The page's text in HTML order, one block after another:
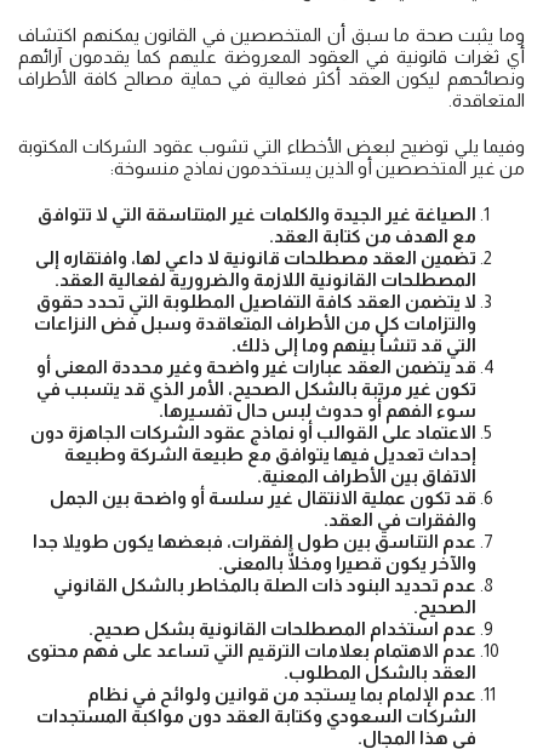
وما يثبت صحة ما سبق أن المتخصصين في القانون يمكنهم اكتشاف
أي ثغرات قانونية في العقود المعروضة عليهم كما يقدمون آرائهم
ونصائحهم ليكون العقد أكثر فعالية في حماية مصالح كافة الأطراف
المتعاقدة.
وفيما يلي توضيح لبعض الأخطاء التي تشوب عقود الشركات المكتوبة
من غير المتخصصين أو الذين يستخدمون نماذج منسوخة:
الصياغة غير الجيدة والكلمات غير المتناسقة التي لا تتوافق
مع الهدف من كتابة العقد.
تضمين العقد مصطلحات قانونية لا داعي لها، وافتقاره إلى
المصطلحات القانونية اللازمة والضرورية لفعالية العقد.
لا يتضمن العقد كافة التفاصيل المطلوبة التي تحدد حقوق
والتزامات كل من الأطراف المتعاقدة وسبل فض النزاعات
التي قد تنشأ بينهم وما إلى ذلك.
قد يتضمن العقد عبارات غير واضحة وغير محددة المعنى أو
تكون غير مرتبة بالشكل الصحيح، الأمر الذي قد يتسبب في
سوء الفهم أو حدوث لبس حال تفسيرها.
الاعتماد على القوالب أو نماذج عقود الشركات الجاهزة دون
إحداث تعديل فيها يتوافق مع طبيعة الشركة وطبيعة
الاتفاق بين الأطراف المعنية.
قد تكون عملية الانتقال غير سلسة أو واضحة بين الجمل
والفقرات في العقد.
عدم التناسق بين طول الفقرات، فبعضها يكون طويلا جدا
والآخر يكون قصيرا ومخلًّا بالمعنى.
عدم تحديد البنود ذات الصلة بالمخاطر بالشكل القانوني
الصحيح.
عدم استخدام المصطلحات القانونية بشكل صحيح.
عدم الاهتمام بعلامات الترقيم التي تساعد على فهم محتوى
العقد بالشكل المطلوب.
عدم الإلمام بما يستجد من قوانين ولوائح في نظام
الشركات السعودي وكتابة العقد دون مواكبة المستجدات
في هذا المجال.